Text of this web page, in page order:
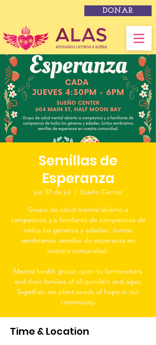
DONAR
Semillas de
Esperanza
jue 31 de jul
  |
Sueño Center
Grupo de salud mental abierto a
campesinos y a familiares de campesinos de
todos los géneros y edades. Juntos
sembramos semillas de esperanza en
nuestra comunidad.
Mental health group open to farmworkers
and their families of all genders and ages.
Together, we plant seeds of hope in our
community.
Time & Location